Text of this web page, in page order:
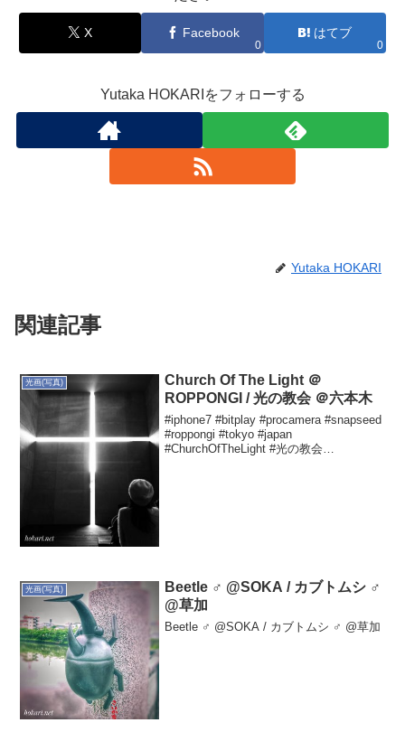
X Facebook
0
はてブ
0
Yutaka HOKARIをフォローする
Yutaka HOKARI
関連記事
光画(写真)
Church Of The Light ＠
ROPPONGI / 光の教会 ＠六本木
#iphone7 #bitplay #procamera #snapseed
#roppongi #tokyo #japan
#ChurchOfTheLight #光の教会
光画(写真)
Beetle ♂ @SOKA / カブトムシ ♂
@草加
Beetle ♂ @SOKA / カブトムシ ♂ @草加